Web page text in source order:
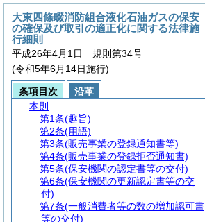
大東四條畷消防組合液化石油ガスの保安
の確保及び取引の適正化に関する法律施
行細則
平成26年4月1日 規則第34号
(令和5年6月14日施行)
条項目次
沿革
本則
第1条(趣旨)
第2条(用語)
第3条(販売事業の登録通知書等)
第4条(販売事業の登録拒否通知書)
第5条(保安機関の認定書等の交付)
第6条(保安機関の更新認定書等の交
付)
第7条(一般消費者等の数の増加認可書
等の交付)